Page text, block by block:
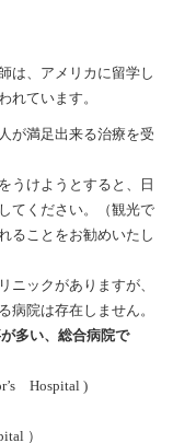
は、アメリカに留学し
れています。
が満足出来る治療を受
うけようとすると、日
てください。（観光で
ることをお勧めいたし
ニックがありますが、
病院は存在しません。
多い、総合病院で
Hospital )
）